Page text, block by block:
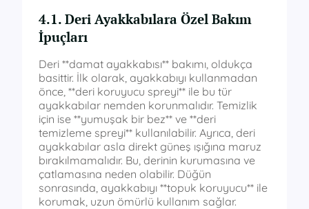
4.1. Deri Ayakkabılara Özel Bakım
İpuçları
Deri **damat ayakkabısı** bakımı, oldukça
basittir. İlk olarak, ayakkabıyı kullanmadan
önce, **deri koruyucu spreyi** ile bu tür
ayakkabılar nemden korunmalıdır. Temizlik
için ise **yumuşak bir bez** ve **deri
temizleme spreyi** kullanılabilir. Ayrıca, deri
ayakkabılar asla direkt güneş ışığına maruz
bırakılmamalıdır. Bu, derinin kurumasına ve
çatlamasına neden olabilir. Düğün
sonrasında, ayakkabıyı **topuk koruyucu** ile
korumak, uzun ömürlü kullanım sağlar.